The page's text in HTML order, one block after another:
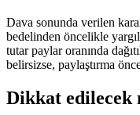
Dava sonunda verilen
bedelinden öncelikle
tutar paylar oranında
belirsizse, paylaştırma
Dikkat edilecek